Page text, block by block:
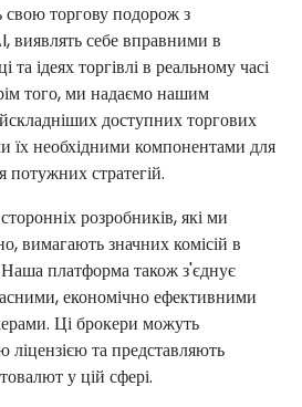
торгову подорож з
себе вправними в
та ідеях торгівлі в реальному часі
того, ми надаємо нашим
доступних торгових
їх необхідними компонентами для
потужних стратегій.
розробників, які ми
вимагають значних комісій в
платформа також з'єднує
економічно ефективними
Ці брокери можуть
ліцензією та представляють
у цій сфері.